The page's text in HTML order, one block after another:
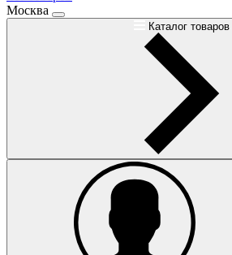
Москва
Каталог товаров